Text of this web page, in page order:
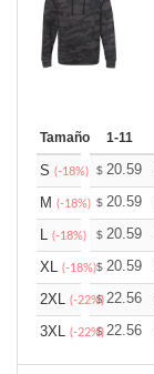
Tamaño 1-11
S (-18%) $ 20.59
M (-18%) $ 20.59
L (-18%) $ 20.59
XL (-18%)$ 20.59
2XL (-22%)
$22.56
3XL (-22%)
$22.56